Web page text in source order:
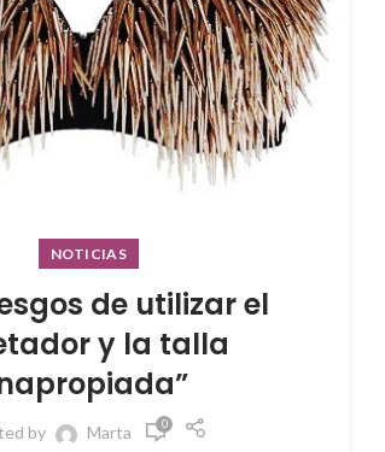
NOTICIAS
de utilizar el
y la talla
by Marta 0